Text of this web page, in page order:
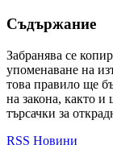
Съдържание
Забранява се
упоменаване на
това правило ще
на закона, както и
търсачки за
RSS Новини